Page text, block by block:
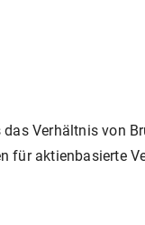
Verhältnis von
für aktienbasierte